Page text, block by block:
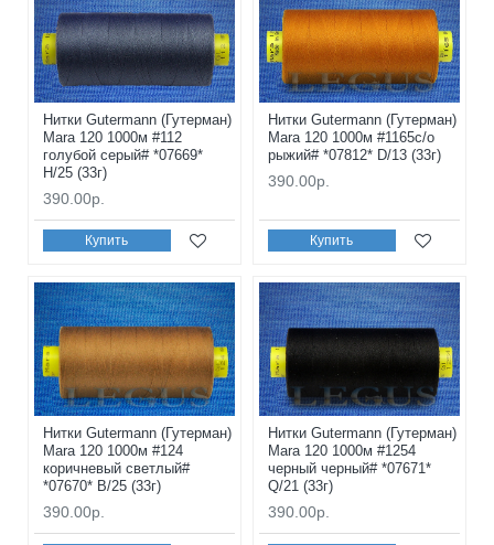
Нитки Gutermann (Гутерман)
Mara 120 1000м #112
голубой серый# *07669*
H/25 (33г)
390.00р.
Купить
Нитки Gutermann (Гутерман)
Mara 120 1000м #1165с/о
рыжий# *07812* D/13 (33г)
390.00р.
Купить
Нитки Gutermann (Гутерман)
Mara 120 1000м #124
коричневый светлый#
*07670* B/25 (33г)
390.00р.
Нитки Gutermann (Гутерман)
Mara 120 1000м #1254
черный черный# *07671*
Q/21 (33г)
390.00р.